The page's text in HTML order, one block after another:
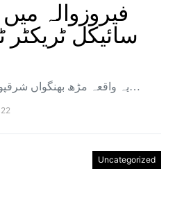
فیروزوالہ میں
سائیکل ٹریکٹر
یہ واقعہ مڑھ بھنگواں شرقپور روڈ پر پیش آیا جہاں تیز…
Uncategorized